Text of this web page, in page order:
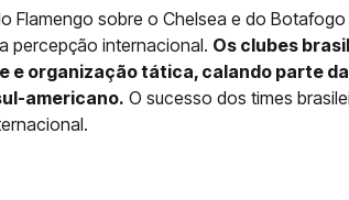
Flamengo sobre o Chelsea e do
percepção internacional. Os clubes
e organização tática, calando parte
americano. O sucesso dos times